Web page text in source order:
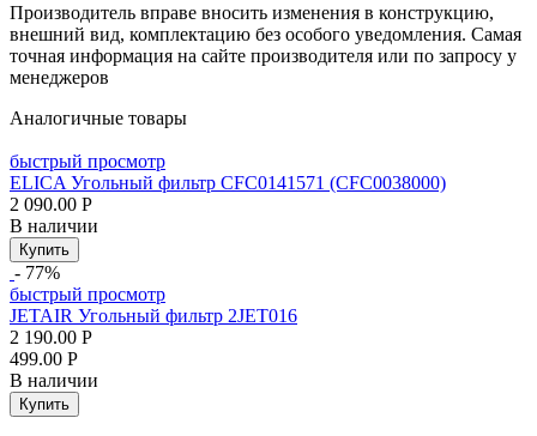
Производитель вправе вносить изменения в конструкцию,
внешний вид, комплектацию без особого уведомления. Самая
точная информация на сайте производителя или по запросу у
менеджеров
Аналогичные товары
быстрый просмотр
ELICA Угольный фильтр CFC0141571 (CFC0038000)
2 090.00 Р
В наличии
Купить
- 77%
быстрый просмотр
JETAIR Угольный фильтр 2JET016
2 190.00 Р
499.00 Р
В наличии
Купить